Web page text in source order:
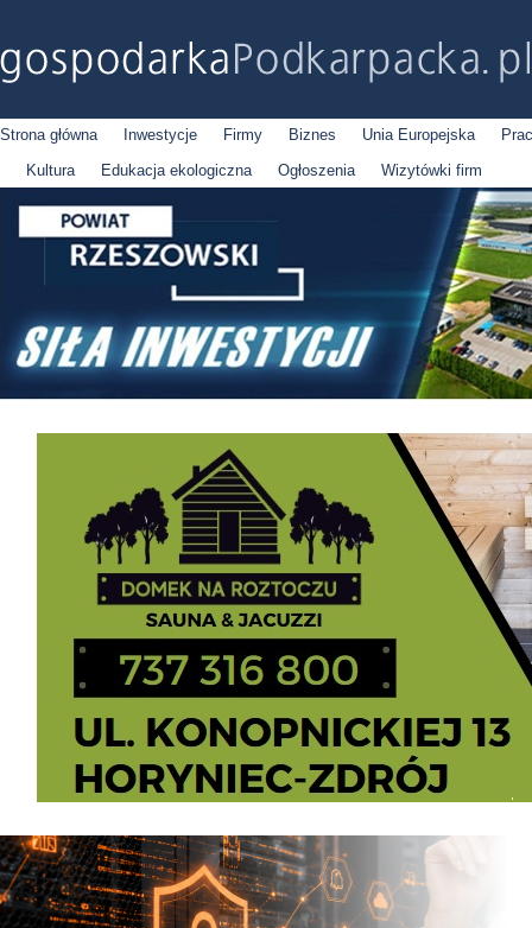
Strona główna Inwestycje Firmy Biznes Unia Europejska
Kultura
Edukacja ekologiczna Ogłoszenia Wizytówki firm